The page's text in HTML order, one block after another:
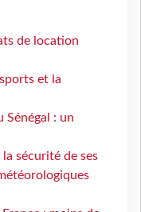
de location
et la
Sénégal : un
sécurité de ses